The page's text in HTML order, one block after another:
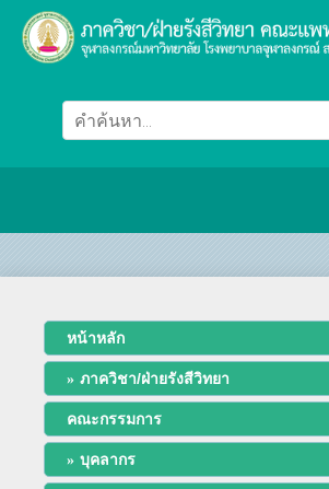
ปรัชญา วิสัยทัศน์ พันธกิจ
คณะกรรมการ
หน้าหลัก
ภาควิชา/ฝ่ายรังสีวิทยา
คณะกรรมการ
บุคลากร